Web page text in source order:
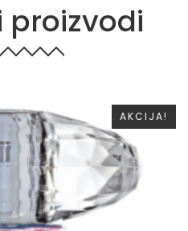
proizvodi
AKCIJA!